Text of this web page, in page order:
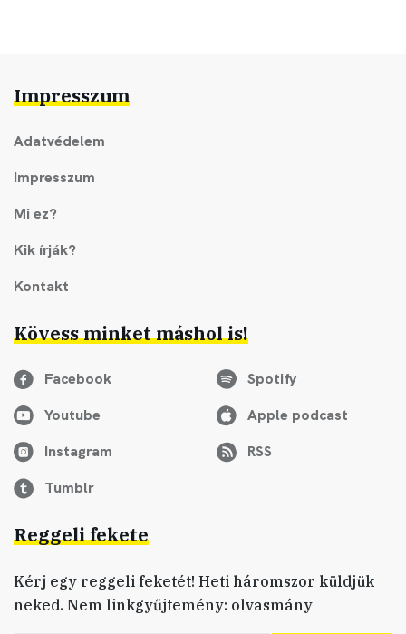
Impresszum
Adatvédelem
Impresszum
Mi ez?
Kik írják?
Kontakt
Kövess minket máshol is!
Facebook
Youtube
Instagram
Tumblr
Spotify
Apple podcast
RSS
Reggeli fekete
Kérj egy reggeli feketét! Heti háromszor küldjük
neked. Nem linkgyűjtemény: olvasmány